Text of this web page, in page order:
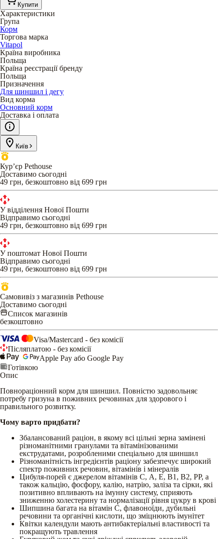
Купити
Характеристики
Група
Корм
Торгова марка
Vitapol
Країна виробника
Польща
Країна реєстрації бренду
Польща
Призначення
Для шиншил і дегу
Вид корма
Основний корм
Доставка і оплата
Київ
Кур’єр Pethouse
Доставимо сьогодні
49 грн, безкоштовно від 699 грн
У відділення Нової Пошти
Відправимо сьогодні
49 грн, безкоштовно від 699 грн
У поштомат Нової Пошти
Відправимо сьогодні
49 грн, безкоштовно від 699 грн
Самовивіз з магазинів Pethouse
Доставимо сьогодні
Список магазинів
безкоштовно
Visa/Mastercard - без комісії
Післяплатою - без комісії
Apple Pay або Google Pay
Готівкою
Опис
Повнораціонний корм для шиншил. Повністю задовольняє
потребу гризуна в поживних речовинах для здорового і
правильного розвитку.
Чому варто придбати?
Збалансований раціон, в якому всі цільні зерна замінені
різноманітними гранулами та вітамінізованими
екструдатами, розробленими спеціально для шиншил
Різноманітність інгредієнтів раціону забезпечує широкий
спектр поживних речовин, вітамінів і мінералів
Цибуля-порей є джерелом вітамінів С, А, Е, В1, В2, РР, а
також кальцію, фосфору, калію, натрію, заліза та сірки, які
позитивно впливають на імунну систему, сприяють
зниженню холестерину та нормалізації рівня цукру в крові
Шипшина багата на вітамін С, флавоноїди, дубильні
речовини та органічні кислоти, що зміцнюють імунітет
Квітки календули мають антибактеріальні властивості та
покращують травлення